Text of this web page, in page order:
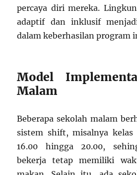
percaya diri mereka.
adaptif dan inklusif
dalam keberhasilan program
Model
Malam
Beberapa sekolah malam
sistem shift, misalnya
16.00 hingga 20.00,
bekerja tetap memiliki